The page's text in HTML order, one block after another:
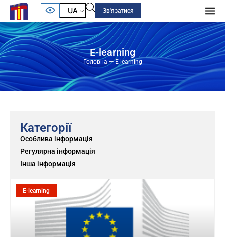
UA Зв'язатися
E-learning
Головна —E-learning
Категорії
Особлива інформація
Регулярна інформація
Інша інформація
E-learning